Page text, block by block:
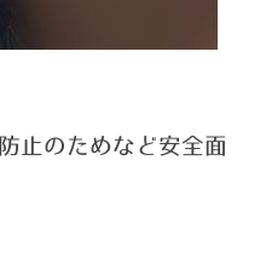
止のためなど安全面